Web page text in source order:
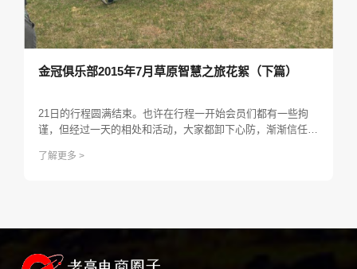
金冠俱乐部2015年7月草原智慧之旅花絮（下篇）
21日的行程圆满结束。也许在行程一开始会员们都有一些拘
谨，但经过一天的相处和活动，大家都卸下心防，渐渐信任起
了解更多 >